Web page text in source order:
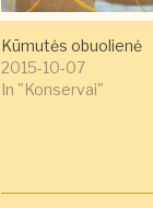
Kūmutės obuolienė
2015-10-07
In "Konservai"